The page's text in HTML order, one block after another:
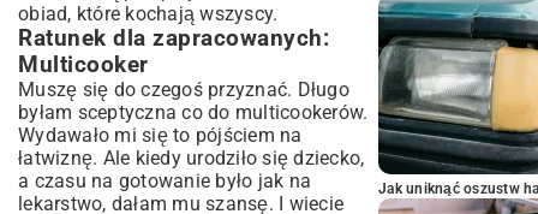
obiad, które kochają wszyscy.
Ratunek dla zapracowanych:
Multicooker
Muszę się do czegoś przyznać. Długo
byłam sceptyczna co do multicookerów.
Wydawało mi się to pójściem na
łatwiznę. Ale kiedy urodziło się dziecko,
a czasu na gotowanie było jak na
lekarstwo, dałam mu szansę. I wiecie
Jak uniknąć oszustw